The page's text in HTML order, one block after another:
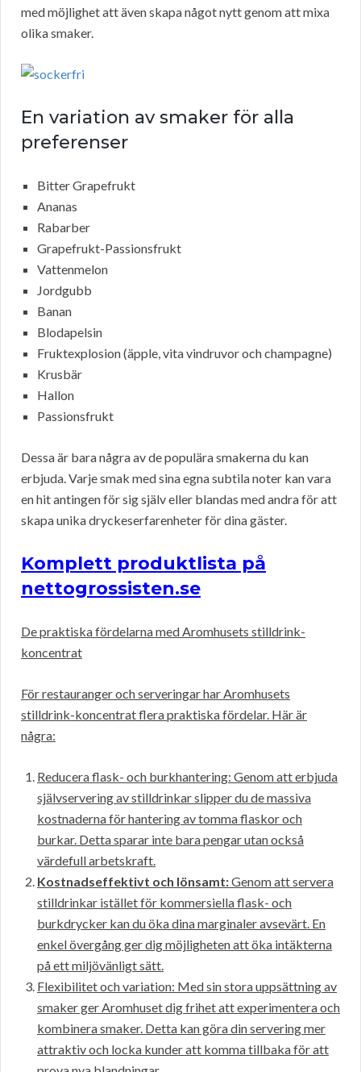
med möjlighet att även skapa något nytt genom att mixa
olika smaker.
En variation av smaker för alla
preferenser
Bitter Grapefrukt
Ananas
Rabarber
Grapefrukt-Passionsfrukt
Vattenmelon
Jordgubb
Banan
Blodapelsin
Fruktexplosion (äpple, vita vindruvor och champagne)
Krusbär
Hallon
Passionsfrukt
Dessa är bara några av de populära smakerna du kan
erbjuda. Varje smak med sina egna subtila noter kan vara
en hit antingen för sig själv eller blandas med andra för att
skapa unika dryckeserfarenheter för dina gäster.
Komplett produktlista på
nettogrossisten.se
De praktiska fördelarna med Aromhusets stilldrink-
koncentrat
För restauranger och serveringar har Aromhusets
stilldrink-koncentrat flera praktiska fördelar. Här är
några:
Reducera flask- och burkhantering: Genom att erbjuda
självservering av stilldrinkar slipper du de massiva
kostnaderna för hantering av tomma flaskor och
burkar. Detta sparar inte bara pengar utan också
värdefull arbetskraft.
Kostnadseffektivt och lönsamt:Genom att servera
stilldrinkar istället för kommersiella flask- och
burkdrycker kan du öka dina marginaler avsevärt. En
enkel övergång ger dig möjligheten att öka intäkterna
på ett miljövänligt sätt.
Flexibilitet och variation: Med sin stora uppsättning av
smaker ger Aromhuset dig frihet att experimentera och
kombinera smaker. Detta kan göra din servering mer
attraktiv och locka kunder att komma tillbaka för att